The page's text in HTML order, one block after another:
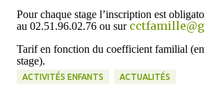
Pour chaque stage l’inscription est
au 02.51.96.02.76 ou sur
Tarif en fonction du coefficient familial
stage).
ACTIVITÉS ENFANTS ACTUALITÉS